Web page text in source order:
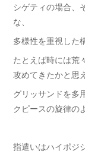
シゲティの場合、
な、
多様性を重視した
たとえば時には荒
攻めてきたかと思
グリッサンドを多
クピースの旋律の
指遣いはハイポジ